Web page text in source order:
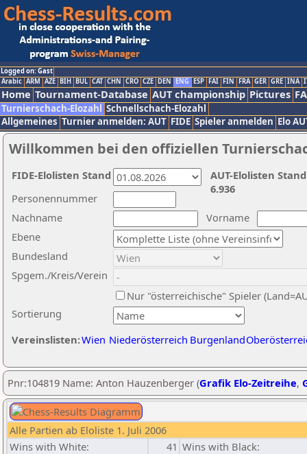
Logged on: Gast
Arabic ARM AZE BIH BUL CAT CHN CRO CZE DEN ENG ESP FAI FIN FRA GER GRE INA
Home Tournament-Database AUT championship Pictures
Turnierschach-Elozahl Schnellschach-Elozahl
Allgemeines Turnier anmelden: AUT FIDE Spieler anmelden Elo
Willkommen bei den offiziellen
Nachname
Vorname
Ebene
Sortierung
Personennummer
Bundesland
Spgem./Kreis/Verein
Nur "österreichische" Spieler
Vereinslisten:Wien Niederösterreich Burgenland
AUT-Elolisten
6.936
FIDE-Elolisten Stand
Pnr:104819 Name: Anton Hauzenberger (Grafik Elo-Zeitreihe,
Alle Partien ab Eloliste 1. Juli 2006
Wins with White:
41 Wins with Black: